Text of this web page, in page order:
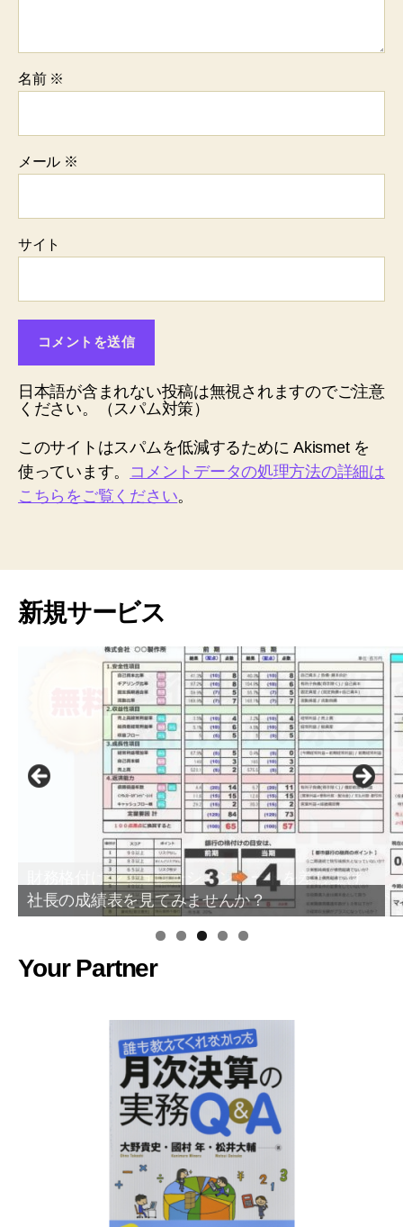
名前 ※
メール ※
サイト
日本語が含まれない投稿は無視されますのでご注意
ください。（スパム対策）
このサイトはスパムを低減するために Akismet を
使っています。 コメントデータの処理方法の詳細は
こちらをご覧ください。
新規サービス
社長の成績表を見てみませんか？
Your Partner